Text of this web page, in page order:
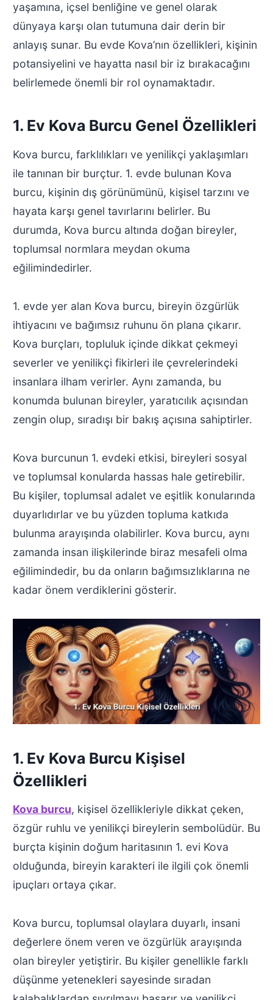
yaşamına, içsel benliğine ve genel olarak
dünyaya karşı olan tutumuna dair derin bir
anlayış sunar. Bu evde Kova’nın özellikleri, kişinin
potansiyelini ve hayatta nasıl bir iz bırakacağını
belirlemede önemli bir rol oynamaktadır.
1. Ev Kova Burcu Genel Özellikleri
Kova burcu, farklılıkları ve yenilikçi yaklaşımları
ile tanınan bir burçtur. 1. evde bulunan Kova
burcu, kişinin dış görünümünü, kişisel tarzını ve
hayata karşı genel tavırlarını belirler. Bu
durumda, Kova burcu altında doğan bireyler,
toplumsal normlara meydan okuma
eğilimindedirler.
1. evde yer alan Kova burcu, bireyin özgürlük
ihtiyacını ve bağımsız ruhunu ön plana çıkarır.
Kova burçları, topluluk içinde dikkat çekmeyi
severler ve yenilikçi fikirleri ile çevrelerindeki
insanlara ilham verirler. Aynı zamanda, bu
konumda bulunan bireyler, yaratıcılık açısından
zengin olup, sıradışı bir bakış açısına sahiptirler.
Kova burcunun 1. evdeki etkisi, bireyleri sosyal
ve toplumsal konularda hassas hale getirebilir.
Bu kişiler, toplumsal adalet ve eşitlik konularında
duyarlıdırlar ve bu yüzden topluma katkıda
bulunma arayışında olabilirler. Kova burcu, aynı
zamanda insan ilişkilerinde biraz mesafeli olma
eğilimindedir, bu da onların bağımsızlıklarına ne
kadar önem verdiklerini gösterir.
1. Ev Kova Burcu Kişisel
Özellikleri
Kova burcu, kişisel özellikleriyle dikkat çeken,
özgür ruhlu ve yenilikçi bireylerin sembolüdür. Bu
burçta kişinin doğum haritasının 1. evi Kova
olduğunda, bireyin karakteri ile ilgili çok önemli
ipuçları ortaya çıkar.
Kova burcu, toplumsal olaylara duyarlı, insani
değerlere önem veren ve özgürlük arayışında
olan bireyler yetiştirir. Bu kişiler genellikle farklı
düşünme yetenekleri sayesinde sıradan